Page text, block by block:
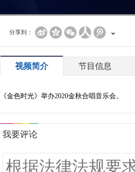
分享到：
视频简介 节目信息
《金色时光》举办2020金秋合唱音乐会。